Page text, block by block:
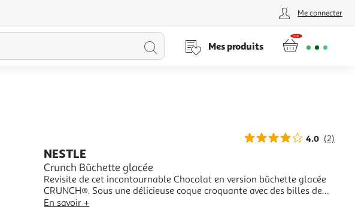
Me connecter
Lancer
Mes produits
Agrandir
l'illustration
l'illustration
4.0 (2)
NESTLE
Crunch Bûchette glacée
Revisite de cet incontournable Chocolat en version bûchette glacée
CRUNCH®. Sous une délicieuse coque croquante avec des billes de
Riz Soufflé, se cache un plaisir tout en Chocolat avec une généreuse
En savoir +